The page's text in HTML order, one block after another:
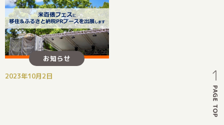
お知らせ
2023年10月2日